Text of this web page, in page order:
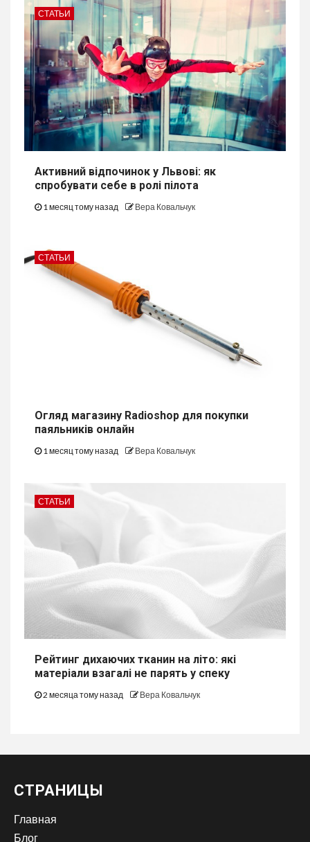
СТАТЬИ
Активний відпочинок у Львові: як
спробувати себе в ролі пілота
1 месяц тому назад Вера Ковальчук
СТАТЬИ
Огляд магазину Radioshop для покупки
паяльників онлайн
1 месяц тому назад Вера Ковальчук
СТАТЬИ
Рейтинг дихаючих тканин на літо: які
матеріали взагалі не парять у спеку
2 месяца тому назад Вера Ковальчук
СТРАНИЦЫ
Главная
Блог